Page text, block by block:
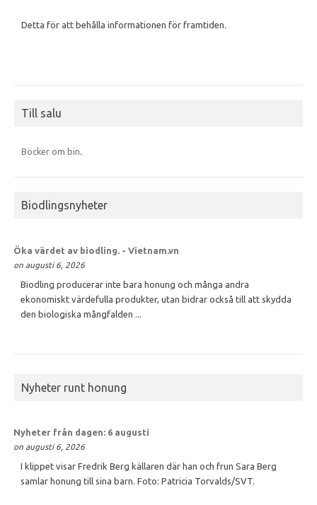
Detta för att behålla informationen för framtiden.
Till salu
Böcker om bin.
Biodlingsnyheter
Öka värdet av biodling. - Vietnam.vn
on augusti 6, 2026
Biodling producerar inte bara honung och många andra
ekonomiskt värdefulla produkter, utan bidrar också till att skydda
den biologiska mångfalden ...
Nyheter runt honung
Nyheter från dagen: 6 augusti
on augusti 6, 2026
I klippet visar Fredrik Berg källaren där han och frun Sara Berg
samlar honung till sina barn. Foto: Patricia Torvalds/SVT.